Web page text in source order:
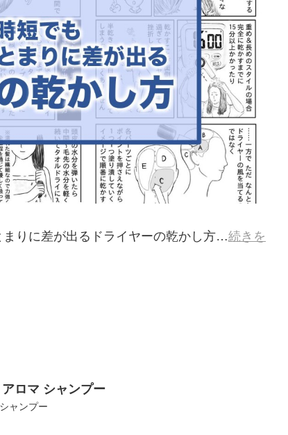
まりに差が出るドライヤーの乾かし方…続きを
アロマ シャンプー
ャンプー